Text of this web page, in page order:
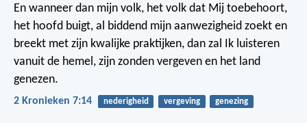
En wanneer dan mijn volk, het volk dat Mij toebehoort,
het hoofd buigt, al biddend mijn aanwezigheid zoekt en
breekt met zijn kwalijke praktijken, dan zal Ik luisteren
vanuit de hemel, zijn zonden vergeven en het land
genezen.
2 Kronieken 7:14 nederigheid vergeving genezing